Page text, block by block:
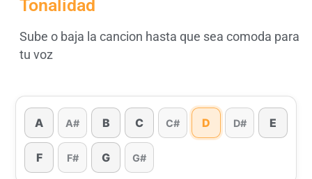
Tonalidad
Sube o baja la cancion hasta que sea comoda para
tu voz
A A# B C C# D D# E
F F# G G#